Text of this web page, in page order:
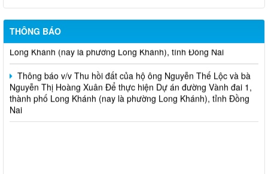
THÔNG BÁO
Thông báo v/v Thu hồi đất của hộ ông Nguyễn Thọ Thanh và
bà Lưu Thị Trí Để thực hiện Dự án đường Vành đai 1, thành phố
Long Khánh (nay là phường Long Khánh), tỉnh Đồng Nai
Thông báo v/v Thu hồi đất của hộ ông Nguyễn Thế Lộc và bà
Nguyễn Thị Hoàng Xuân Để thực hiện Dự án đường Vành đai 1,
thành phố Long Khánh (nay là phường Long Khánh), tỉnh Đồng
Nai